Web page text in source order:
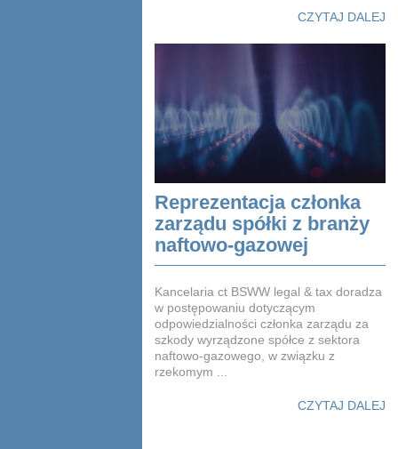
CZYTAJ DALEJ
Reprezentacja członka
zarządu spółki z branży
naftowo-gazowej
Kancelaria ct BSWW legal & tax doradza
w postępowaniu dotyczącym
odpowiedzialności członka zarządu za
szkody wyrządzone spółce z sektora
naftowo-gazowego, w związku z
rzekomym ...
CZYTAJ DALEJ